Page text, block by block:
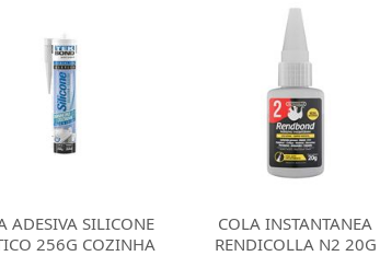
INSTANTANEA
N2 20G
COLA INSTANTANEA N 2
PEGAMIL 20G BLISTER